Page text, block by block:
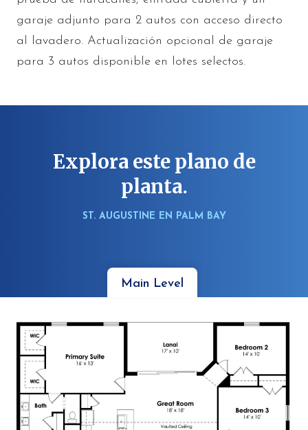
garaje adjunto para 2 autos con acceso directo
al lavadero. Actualización opcional de garaje
para 3 autos disponible en lotes selectos.
Explora este plano de
planta.
ST. AUGUSTINE EN PALM BAY
Main Level